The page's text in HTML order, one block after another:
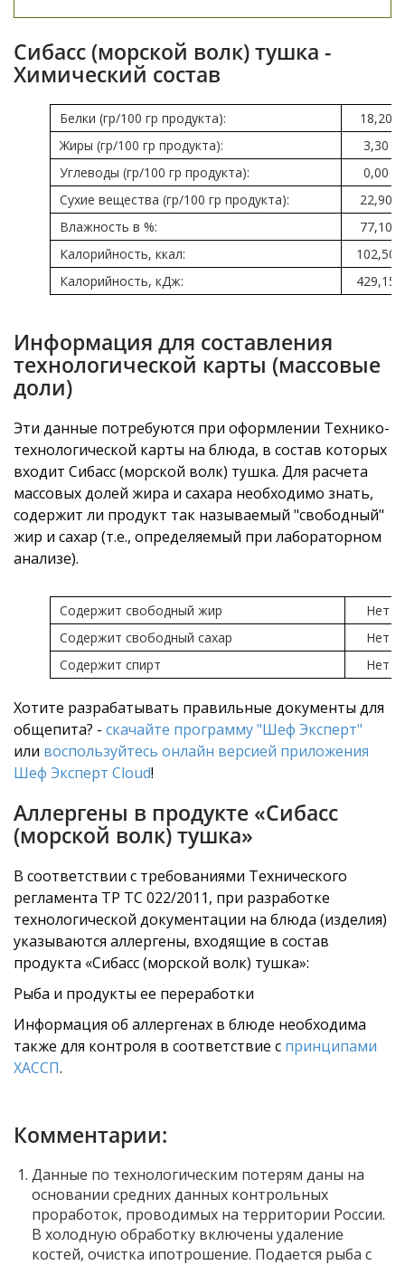
Сибасс (морской волк) тушка -
Химический состав
Белки (гр/100 гр продукта):
18,20
Жиры (гр/100 гр продукта):
3,30
Углеводы (гр/100 гр продукта):
0,00
Сухие вещества (гр/100 гр продукта):
22,90
Влажность в %:
77,10
Калорийность, ккал:
102,50
Калорийность, кДж:
429,15
Информация для составления
технологической карты (массовые
доли)
Эти данные потребуются при оформлении Технико-
технологической карты на блюда, в состав которых
входит Сибасс (морской волк) тушка. Для расчета
массовых долей жира и сахара необходимо знать,
содержит ли продукт так называемый "свободный"
жир и сахар (т.е., определяемый при лабораторном
анализе).
Содержит свободный жир
Нет
Содержит свободный сахар
Нет
Содержит спирт
Нет
Хотите разрабатывать правильные документы для
общепита? - скачайте программу "Шеф Эксперт"
или воспользуйтесь онлайн версией приложения
Шеф Эксперт Cloud!
Аллергены в продукте «Сибасс
(морской волк) тушка»
В соответствии с требованиями Технического
регламента ТР ТС 022/2011, при разработке
технологической документации на блюда (изделия)
указываются аллергены, входящие в состав
продукта «Сибасс (морской волк) тушка»:
Рыба и продукты ее переработки
Информация об аллергенах в блюде необходима
также для контроля в соответствие с принципами
ХАССП.
Комментарии:
Данные по технологическим потерям даны на
основании средних данных контрольных
проработок, проводимых на территории России.
В холодную обработку включены удаление
костей, очистка ипотрошение. Подается рыба с